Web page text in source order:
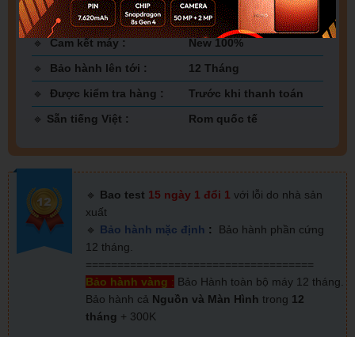
DUY NHẤT tại XIAOMI THÁI BÌNH
🔹Cam kết máy :
New 100%
🔹 Bảo hành lên tới :
12 Tháng
🔹
Được kiểm tra hàng :
Trước khi thanh toán
🔹 Sẵn tiếng Việt : Rom quốc tế
🔹 Bao test 15 ngày 1 đổi 1 với lỗi do nhà sản
xuất
🔹 Bảo hành mặc định :
Bảo hành phần cứng
12 tháng.
====================================
Bảo hành vàng : Bảo Hành toàn bộ máy 12 tháng.
Bảo hành cả Nguồn và Màn Hình trong 12
tháng + 300K